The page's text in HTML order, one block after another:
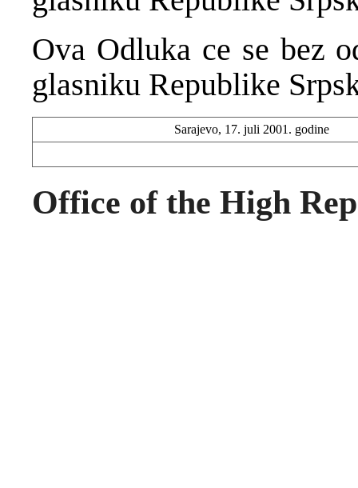
Ova Odluka ce se bez
glasniku Republike
Sarajevo, 17. juli 2001. godine
Office of the High